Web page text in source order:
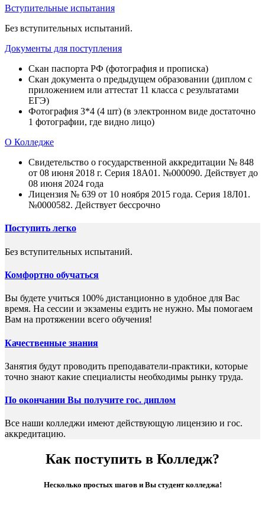
Вступительные испытания
Без вступительных испытаний.
Документы для поступления
Скан паспорта РФ (фотография и прописка)
Скан документа о предыдущем образовании (диплом с
приложением или аттестат 11 класса с результатами
ЕГЭ)
Фотография 3*4 (4 шт) (в электронном виде достаточно
1 фотографии, где видно лицо)
О Колледже
Свидетельство о государственной аккредитации № 848
от 08 июня 2018 г. Серия 18А01. №000090. Действует до
08 июня 2024 года
Лицензия № 639 от 10 ноября 2015 года. Серия 18Л01.
№0000582. Действует бессрочно
Поступить легко
Без вступительных испытаний.
Комфортно обучаться
Вы будете учиться 100% дистанционно в удобное для Вас
время. На сессии и экзамены ездить не нужно. Мы помогаем
Вам на протяжении всего обучения!
Качественные знания
Занятия будут проводить преподаватели-практики, которые
точно знают какие специалисты необходимы рынку труда.
По окончании Вы получите гос. диплом
Все наши колледжи имеют действующую лицензию и гос.
аккредитацию.
Как поступить в Колледж?
Несколько простых шагов и Вы студент колледжа!